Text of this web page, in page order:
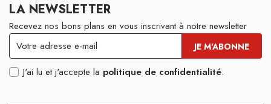
LA NEWSLETTER
Recevez nos bons plans en vous inscrivant à notre newsletter
J'ai lu et j'accepte la politique de confidentialité.